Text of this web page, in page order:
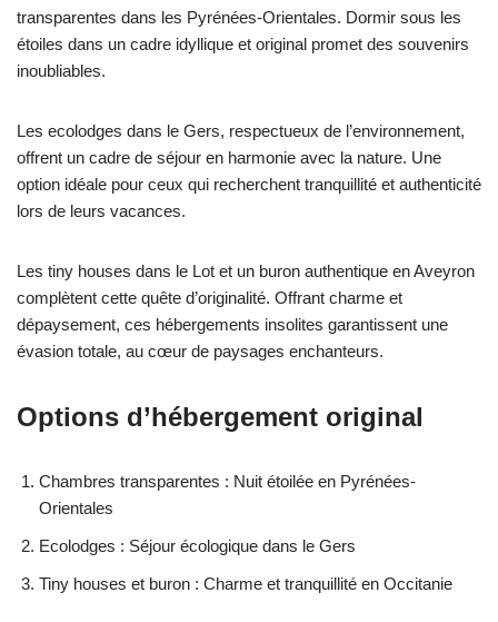
transparentes dans les Pyrénées-Orientales. Dormir sous les
étoiles dans un cadre idyllique et original promet des souvenirs
inoubliables.
Les ecolodges dans le Gers, respectueux de l’environnement,
offrent un cadre de séjour en harmonie avec la nature. Une
option idéale pour ceux qui recherchent tranquillité et authenticité
lors de leurs vacances.
Les tiny houses dans le Lot et un buron authentique en Aveyron
complètent cette quête d’originalité. Offrant charme et
dépaysement, ces hébergements insolites garantissent une
évasion totale, au cœur de paysages enchanteurs.
Options d’hébergement original
Chambres transparentes : Nuit étoilée en Pyrénées-
Orientales
Ecolodges : Séjour écologique dans le Gers
Tiny houses et buron : Charme et tranquillité en Occitanie